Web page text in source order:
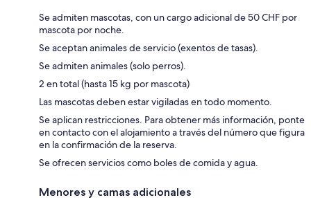
Se admiten mascotas, con un cargo adicional de 50 CHF por
mascota por noche.
Se aceptan animales de servicio (exentos de tasas).
Se admiten animales (solo perros).
2 en total (hasta 15 kg por mascota)
Las mascotas deben estar vigiladas en todo momento.
Se aplican restricciones. Para obtener más información, ponte
en contacto con el alojamiento a través del número que figura
en la confirmación de la reserva.
Se ofrecen servicios como boles de comida y agua.
Menores y camas adicionales